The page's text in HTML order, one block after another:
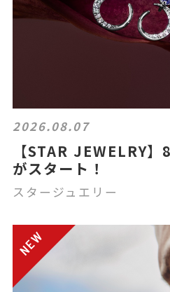
2026.08.07
【STAR JEWELRY
がスタート！
スタージュエリー